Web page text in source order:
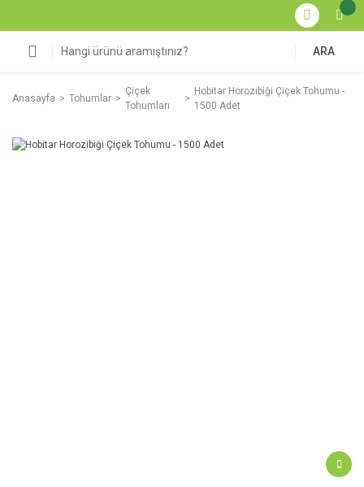
ARA
Anasayfa Tohumlar
Çiçek
Tohumları
Hobitar Horozibiği Çiçek Tohumu -
1500 Adet